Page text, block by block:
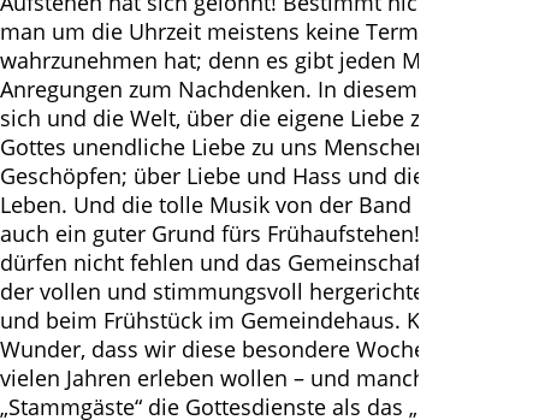
man um die Uhrzeit meistens keine Termine
wahrzunehmen hat; denn es gibt jeden Morgen
Anregungen zum Nachdenken. In diesem Jahr: über
sich und die Welt, über die eigene Liebe zu Gott und
Gottes unendliche Liebe zu uns Menschen und allen
Geschöpfen; über Liebe und Hass und die Liebe zum
Leben. Und die tolle Musik von der Band ist sicher
auch ein guter Grund fürs Frühaufstehen! Mitgebsel
dürfen nicht fehlen und das Gemeinschaftsgefühl in
der vollen und stimmungsvoll hergerichteten Kirche
und beim Frühstück im Gemeindehaus. Kein
Wunder, dass wir diese besondere Woche seit so
vielen Jahren erleben wollen – und manche
„Stammgäste“ die Gottesdienste als das „spirituelle